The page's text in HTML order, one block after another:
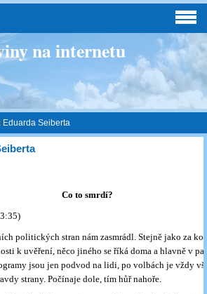
na internetu
Eduarda Seiberta
Co to smrdí?
politických stran nám zasmrádl. Stejně jako za
k uvěření, něco jiného se říká doma a hlavně v
jsou jen podvod na lidi, po volbách je vždy
strany. Počínaje dole, tím hůř nahoře.